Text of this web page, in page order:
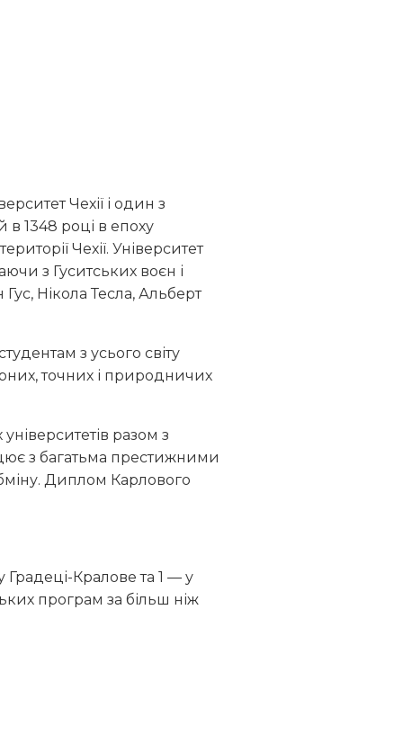
Чехії і один з
в 1348 році в епоху
Чехії. Університет
з Гуситських воєн і
Нікола Тесла, Альберт
з усього світу
точних і природничих
разом з
з багатьма престижними
Диплом Карлового
Градеці-Кралове та 1 — у
програм за більш ніж